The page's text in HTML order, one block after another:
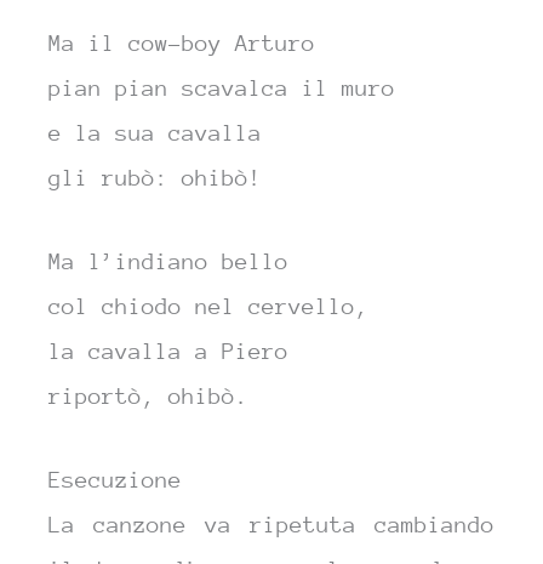
Ma il cow-boy Arturo
pian pian scavalca il muro
e la sua cavalla
gli rubò: ohibò!
Ma l’indiano bello
col chiodo nel cervello,
la cavalla a Piero
riportò, ohibò.
Esecuzione
La canzone va ripetuta cambiando